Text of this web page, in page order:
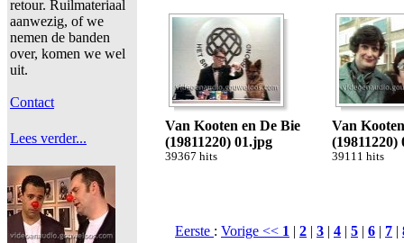
retour. Ruilmateriaal
aanwezig, of we
nemen de banden
over, komen we wel
uit.
Contact
Lees verder...
Van Kooten en De Bie
(19811220) 01.jpg
39367 hits
Van
(19811220)
39111 hits
Eerste : Vorige << 1 | 2 | 3 | 4 | 5 | 6 | 7 |